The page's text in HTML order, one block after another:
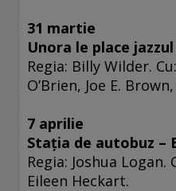
31 martie
Unora le place
Regia: Billy Wilder.
O’Brien, Joe E.
7 aprilie
Staţia de autobuz –
Regia: Joshua
Eileen Heckart.